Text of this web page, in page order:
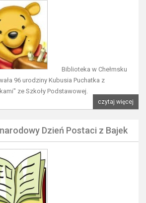
Biblioteka w Chełmsku
96 urodziny Kubusia Puchatka z
ze Szkoły Podstawowej.
czytaj więcej
Dzień Postaci z Bajek